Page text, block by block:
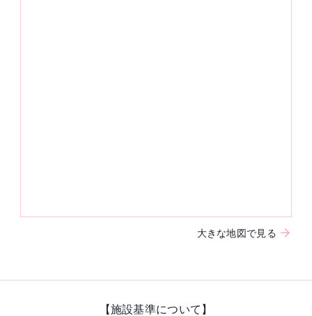
大きな地図で見る
【施設基準について】